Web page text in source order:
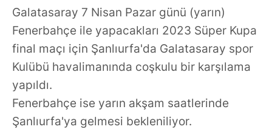
Galatasaray 7 Nisan Pazar günü (yarın)
Fenerbahçe ile yapacakları 2023 Süper Kupa
final maçı için Şanlıurfa'da Galatasaray spor
Kulübü havalimanında coşkulu bir karşılama
yapıldı.
Fenerbahçe ise yarın akşam saatlerinde
Şanlıurfa'ya gelmesi bekleniliyor.